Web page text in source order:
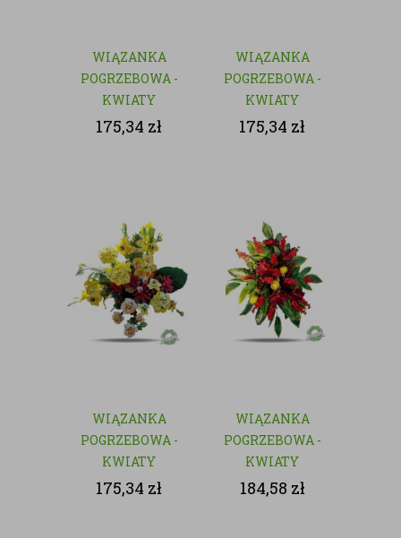
WIĄZANKA
POGRZEBOWA -
KWIATY
SZTUCZNE
175,34 zł
WIĄZANKA
POGRZEBOWA -
KWIATY
SZTUCZNE
175,34 zł
WIĄZANKA
POGRZEBOWA -
KWIATY
SZTUCZNE
175,34 zł
WIĄZANKA
POGRZEBOWA -
KWIATY
SZTUCZNE
184,58 zł